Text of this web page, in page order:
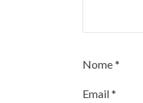
Nome*
Email*